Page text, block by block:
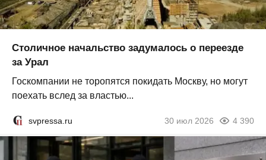
Столичное начальство задумалось о переезде
за Урал
Госкомпании не торопятся покидать Москву, но могут
поехать вслед за властью...
svpressa.ru 30 июл 2026 4 390